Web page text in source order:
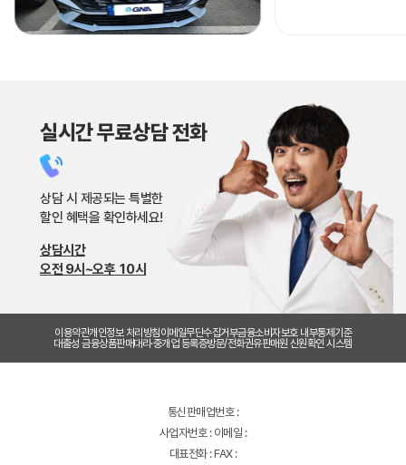
실시간 무료상담 전화
상담 시 제공되는 특별한
할인 혜택을 확인하세요!
상담시간
오전 9시~오후 10시
이용약관개인정보 처리방침이메일무단수집거부금융소비자보호 내부통제기준
대출성 금융상품판매대리·중개업 등록증방문/전화권유판매원 신원확인 시스템
통신판매업번호 :
사업자번호 : 이메일 :
대표전화 : FAX :